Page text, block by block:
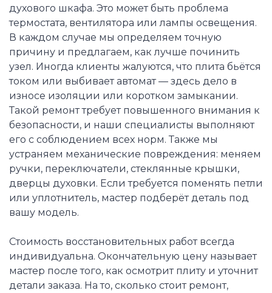
духового шкафа. Это может быть проблема
термостата, вентилятора или лампы освещения.
В каждом случае мы определяем точную
причину и предлагаем, как лучше починить
узел. Иногда клиенты жалуются, что плита бьётся
током или выбивает автомат — здесь дело в
износе изоляции или коротком замыкании.
Такой ремонт требует повышенного внимания к
безопасности, и наши специалисты выполняют
его с соблюдением всех норм. Также мы
устраняем механические повреждения: меняем
ручки, переключатели, стеклянные крышки,
дверцы духовки. Если требуется поменять петли
или уплотнитель, мастер подберёт деталь под
вашу модель.
Стоимость восстановительных работ всегда
индивидуальна. Окончательную цену называет
мастер после того, как осмотрит плиту и уточнит
детали заказа. На то, сколько стоит ремонт,